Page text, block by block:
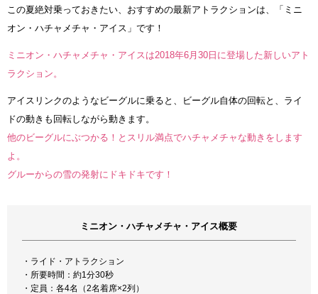
この夏絶対乗っておきたい、おすすめの最新アトラクションは、「ミニ
オン・ハチャメチャ・アイス」です！
ミニオン・ハチャメチャ・アイスは2018年6月30日に登場した新しいアト
ラクション。
アイスリンクのようなビーグルに乗ると、ビーグル自体の回転と、ライ
ドの動きも回転しながら動きます。
他のビーグルにぶつかる！とスリル満点でハチャメチャな動きをします
よ。
グルーからの雪の発射にドキドキです！
ミニオン・ハチャメチャ・アイス概要
・ライド・アトラクション
・所要時間：約1分30秒
・定員：各4名（2名着席×2列）